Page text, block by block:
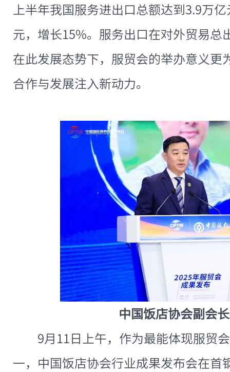
上半年我国服务进出口总额达到3.9万
元，增长15%。服务出口在对外贸易总
在此发展态势下，服贸会的举办意义更
合作与发展注入新动力。
中国饭店协会副会
9月11日上午，作为最能体现服贸
一，中国饭店协会行业成果发布会在首